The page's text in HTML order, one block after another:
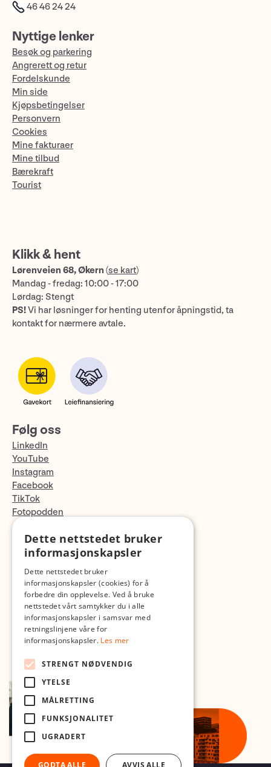
46 46 24 24
Nyttige lenker
Besøk og parkering
Angrerett og retur
Fordelskunde
Min side
Kjøpsbetingelser
Personvern
Cookies
Mine fakturaer
Mine tilbud
Bærekraft
Tourist
Klikk & hent
Lørenveien 68, Økern (se kart)
Mandag - fredag: 10:00 - 17:00
Lørdag: Stengt
PS!Vi har løsninger for henting utenfor åpningstid, ta
kontakt for nærmere avtale.
Følg oss
LinkedIn
YouTube
Instagram
Facebook
TikTok
Fotopodden
Med forbehold om skrive- og lagerfeil
Dette nettstedet bruker
informasjonskapsler
Dette nettstedet bruker
informasjonskapsler (cookies) for å
forbedre din opplevelse. Ved å bruke
nettstedet vårt samtykker du i alle
informasjonskapsler i samsvar med
retningslinjene våre for
informasjonskapsler. Les mer
STRENGT NØDVENDIG
YTELSE
MÅLRETTING
FUNKSJONALITET
UGRADERT
GODTA ALLE AVVIS ALLE